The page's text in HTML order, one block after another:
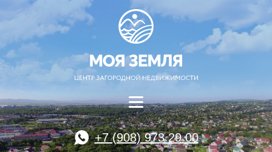
+7 (908) 973 29 00